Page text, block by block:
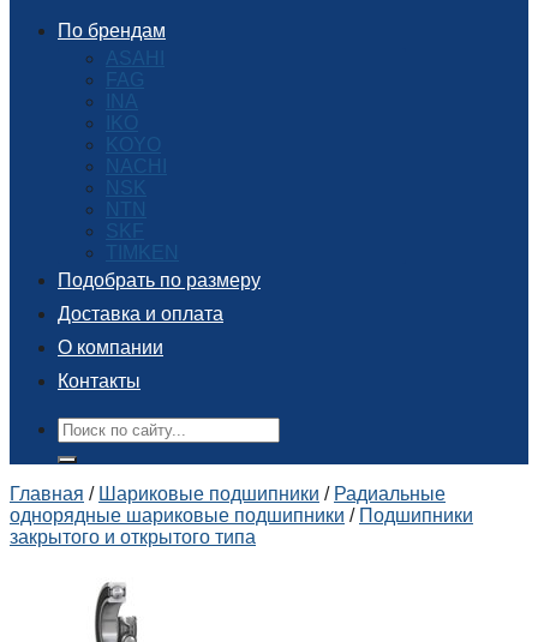
По брендам
ASAHI
FAG
INA
IKO
KOYO
NACHI
NSK
NTN
SKF
TIMKEN
Подобрать по размеру
Доставка и оплата
О компании
Контакты
Поиск:
Главная / Шариковые подшипники / Радиальные
однорядные шариковые подшипники / Подшипники
закрытого и открытого типа